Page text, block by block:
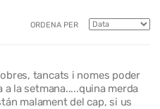
ORDENA PER
tancats i nomes poder
la setmana.....quina merda
malament del cap, si us